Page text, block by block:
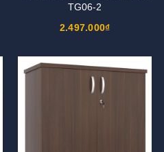
TG06-2
2.497.000₫